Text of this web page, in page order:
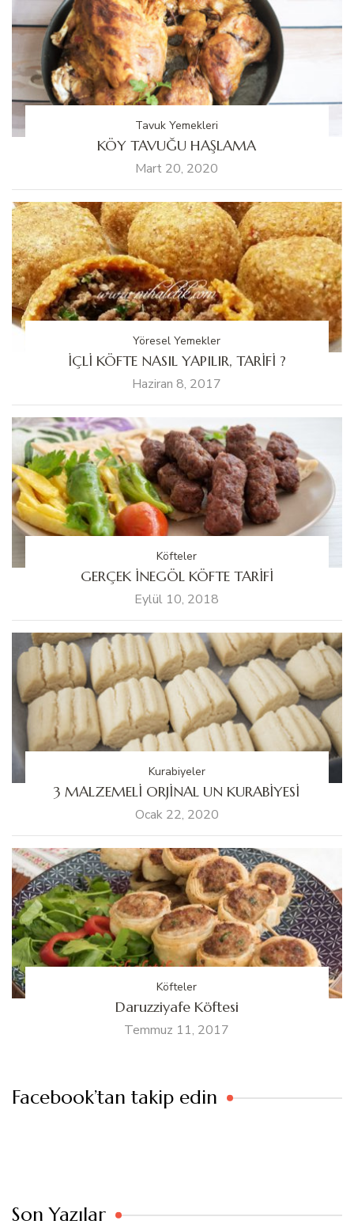
Tavuk Yemekleri
KÖY TAVUĞU HAŞLAMA
Mart 20, 2020
Yöresel Yemekler
İÇLİ KÖFTE NASIL YAPILIR, TARİFİ ?
Haziran 8, 2017
Köfteler
GERÇEK İNEGÖL KÖFTE TARİFİ
Eylül 10, 2018
Kurabiyeler
3 MALZEMELİ ORJİNAL UN KURABİYESİ
Ocak 22, 2020
Köfteler
Daruzziyafe Köftesi
Temmuz 11, 2017
Facebook’tan takip edin
Son Yazılar